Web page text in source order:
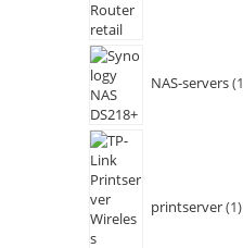
NAS-servers 1
printserver 1